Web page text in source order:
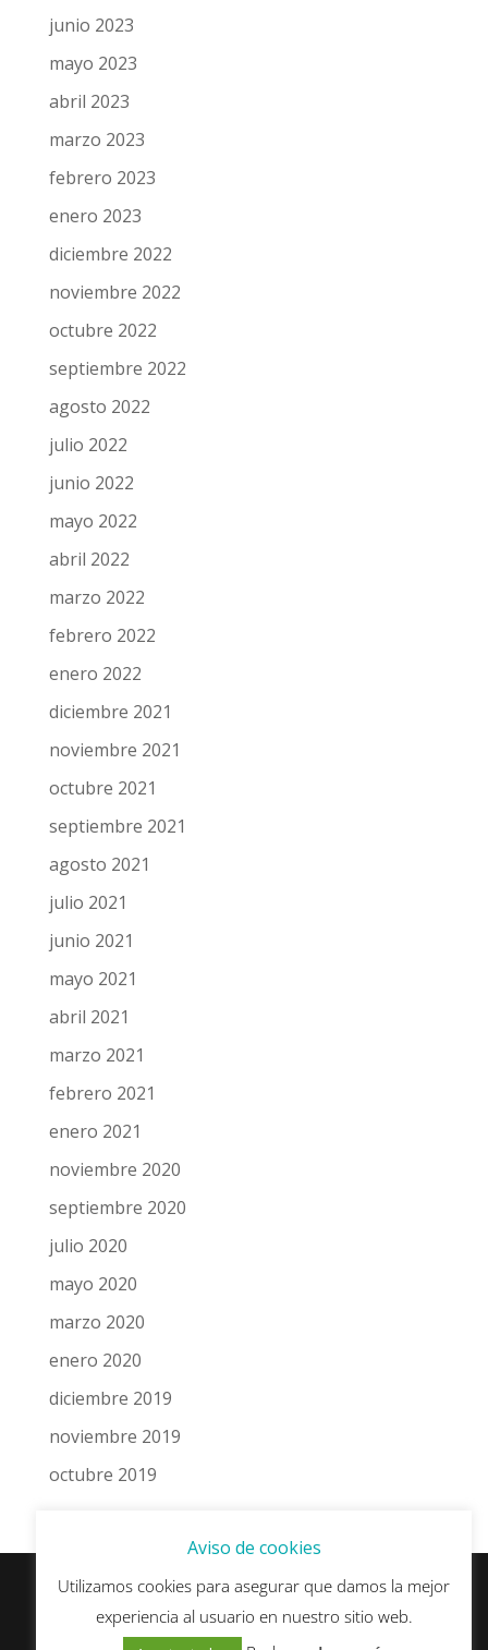
junio 2023
mayo 2023
abril 2023
marzo 2023
febrero 2023
enero 2023
diciembre 2022
noviembre 2022
octubre 2022
septiembre 2022
agosto 2022
julio 2022
junio 2022
mayo 2022
abril 2022
marzo 2022
febrero 2022
enero 2022
diciembre 2021
noviembre 2021
octubre 2021
septiembre 2021
agosto 2021
julio 2021
junio 2021
mayo 2021
abril 2021
marzo 2021
febrero 2021
enero 2021
noviembre 2020
septiembre 2020
julio 2020
mayo 2020
marzo 2020
enero 2020
diciembre 2019
noviembre 2019
octubre 2019
© esSEO.es - Algunos derechos reservados ·
Aviso de cookies
Utilizamos cookies para asegurar que damos la mejor
experiencia al usuario en nuestro sitio web.